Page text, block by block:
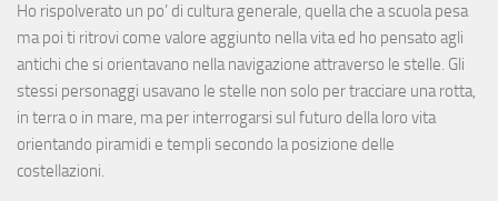
Ho rispolverato un po’ di cultura generale, quella che a scuola pesa
ma poi ti ritrovi come valore aggiunto nella vita ed ho pensato agli
antichi che si orientavano nella navigazione attraverso le stelle. Gli
stessi personaggi usavano le stelle non solo per tracciare una rotta,
in terra o in mare, ma per interrogarsi sul futuro della loro vita
orientando piramidi e templi secondo la posizione delle
costellazioni.